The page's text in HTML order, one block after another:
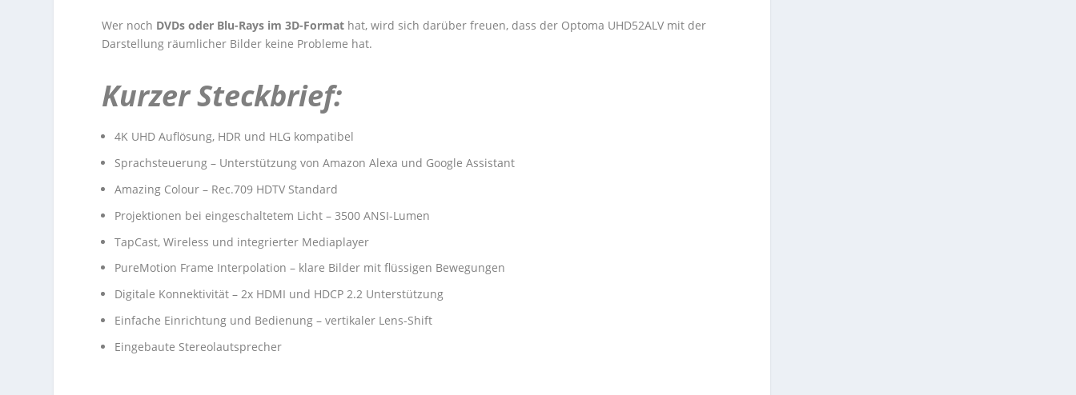
Wer noch DVDs oder Blu-Rays im 3D-Format hat, wird sich darüber freuen, dass der Optoma UHD52ALV mit der
Darstellung räumlicher Bilder keine Probleme hat.
Kurzer Steckbrief:
4K UHD Auflösung, HDR und HLG kompatibel
Sprachsteuerung – Unterstützung von Amazon Alexa und Google Assistant
Amazing Colour – Rec.709 HDTV Standard
Projektionen bei eingeschaltetem Licht – 3500 ANSI-Lumen
TapCast, Wireless und integrierter Mediaplayer
PureMotion Frame Interpolation – klare Bilder mit flüssigen Bewegungen
Digitale Konnektivität – 2x HDMI und HDCP 2.2 Unterstützung
Einfache Einrichtung und Bedienung – vertikaler Lens-Shift
Eingebaute Stereolautsprecher